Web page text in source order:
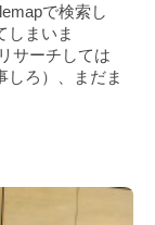
で検索し
しまいま
サーチしては
しろ）、まだま